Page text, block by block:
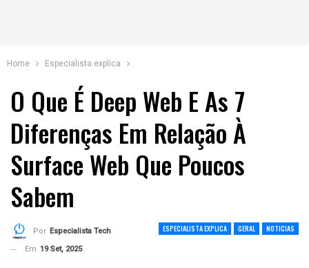
Home Especialista explica
O Que É Deep Web E As 7
Diferenças Em Relação À
Surface Web Que Poucos
Sabem
ESPECIALISTA EXPLICA GERAL NOTICIAS
Por Especialista Tech
Em 19 Set, 2025